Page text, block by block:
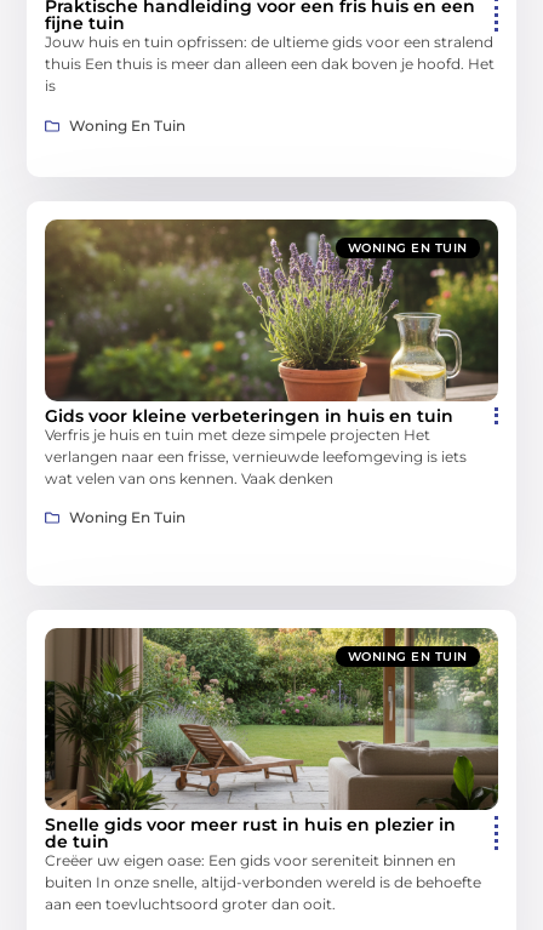
Praktische handleiding voor een fris huis en een
fijne tuin
Jouw huis en tuin opfrissen: de ultieme gids voor een stralend
thuis Een thuis is meer dan alleen een dak boven je hoofd. Het
is
Woning En Tuin
WONING EN TUIN
Gids voor kleine verbeteringen in huis en tuin
Verfris je huis en tuin met deze simpele projecten Het
verlangen naar een frisse, vernieuwde leefomgeving is iets
wat velen van ons kennen. Vaak denken
Woning En Tuin
WONING EN TUIN
Snelle gids voor meer rust in huis en plezier in
de tuin
Creëer uw eigen oase: Een gids voor sereniteit binnen en
buiten In onze snelle, altijd-verbonden wereld is de behoefte
aan een toevluchtsoord groter dan ooit.